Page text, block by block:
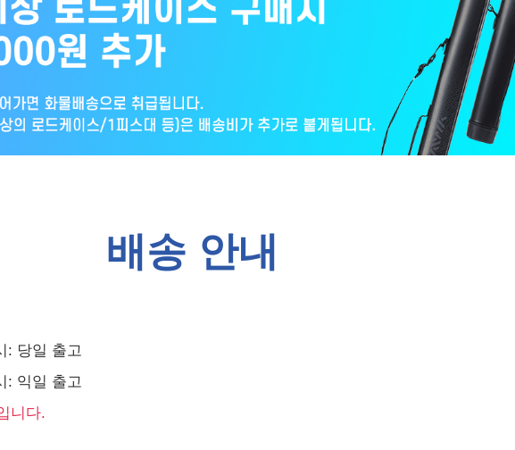
배송 안내
: 당일 출고
: 익일 출고
니다.